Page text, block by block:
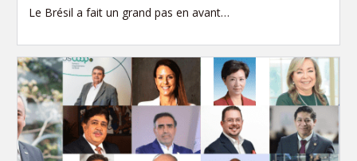
Le Brésil a fait un grand pas en avant…